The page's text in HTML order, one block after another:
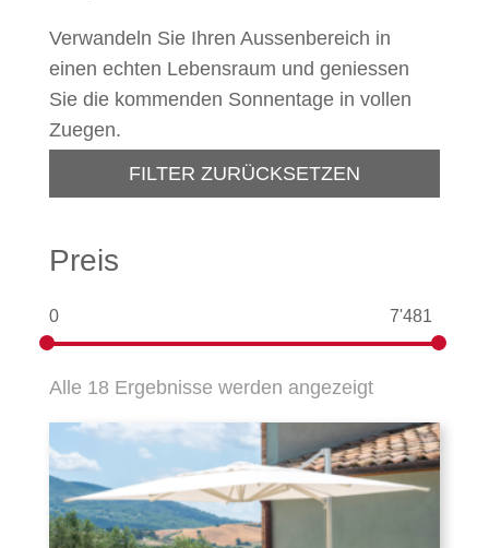
Verwandeln Sie Ihren Aussenbereich in
einen echten Lebensraum und geniessen
Sie die kommenden Sonnentage in vollen
Zuegen.
FILTER ZURÜCKSETZEN
Preis
0 7'481
Alle 18 Ergebnisse werden angezeigtNach
sortiert